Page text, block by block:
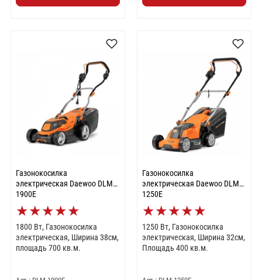
Газонокосилка
электрическая Daewoo DLM
1900E
★★★★★
1800 Вт, Газонокосилка
электрическая, Ширина 38см,
площадь 700 кв.м.
Газонокосилка
электрическая Daewoo DLM
1250E
★★★★★
1250 Вт, Газонокосилка
электрическая, Ширина 32см,
Площадь 400 кв.м.